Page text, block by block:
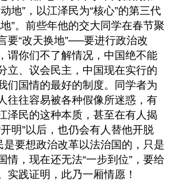
地”，以江泽民为“核心”的第三代
”。前些年他的交大同学在春节聚
要“改天换地”──要进行政治改
谓你们不了解情况，中国绝不能
立、议会民主，中国现在实行的
们国情的最好的制度。同学者为
往往容易被各种假像所迷惑，有
泽民的这种本质，甚至在有人揭
明”以后，也仍会有人替他开脱
是要想政治改革以法治国的，只是
情，现在还无法“一步到位”，要给
践证明，此乃一厢情愿！